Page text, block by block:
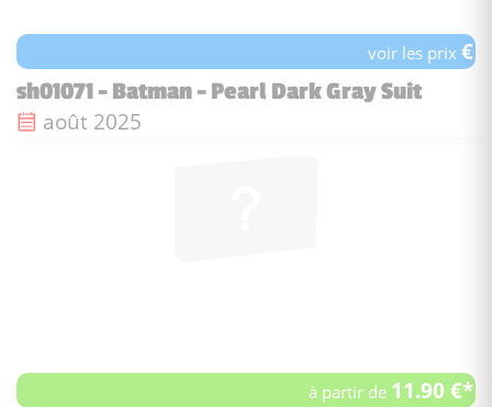
voir les prix€
sh01071 - Batman - Pearl Dark Gray Suit
Date de sortie :
août 2025
à partir de 11.90 €*